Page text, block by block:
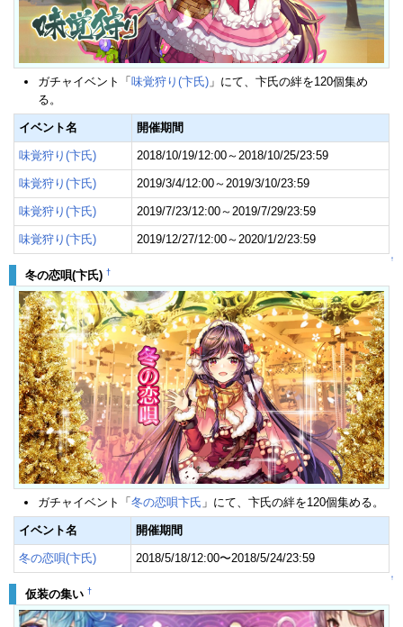
ガチャイベント「味覚狩り(卞氏) 」にて、卞氏の絆を120個集め
る。
イベント名 開催期間
味覚狩り(卞氏) 2018/10/19/12:00～2018/10/25/23:59
味覚狩り(卞氏) 2019/3/4/12:00～2019/3/10/23:59
味覚狩り(卞氏) 2019/7/23/12:00～2019/7/29/23:59
味覚狩り(卞氏) 2019/12/27/12:00～2020/1/2/23:59
↑
冬の恋唄(卞氏) †
ガチャイベント「 冬の恋唄卞氏 」にて、卞氏の絆を120個集める。
イベント名 開催期間
冬の恋唄(卞氏) 2018/5/18/12:00〜2018/5/24/23:59
↑
仮装の集い †